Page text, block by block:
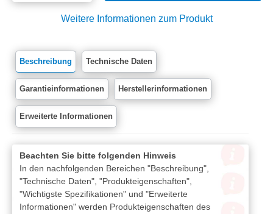
Weitere Informationen zum Produkt
Beschreibung Technische Daten
Garantieinformationen Herstellerinformationen
Erweiterte Informationen
Beachten Sie bitte folgenden Hinweis
In den nachfolgenden Bereichen "Beschreibung",
"Technische Daten", "Produkteigenschaften",
"Wichtigste Spezifikationen" und "Erweiterte
Informationen" werden Produkteigenschaften des